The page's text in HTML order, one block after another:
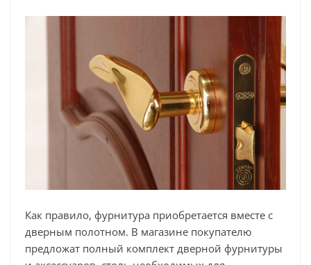
Как правило, фурнитура приобретается вместе с
дверным полотном. В магазине покупателю
предложат полный комплект дверной фурнитуры